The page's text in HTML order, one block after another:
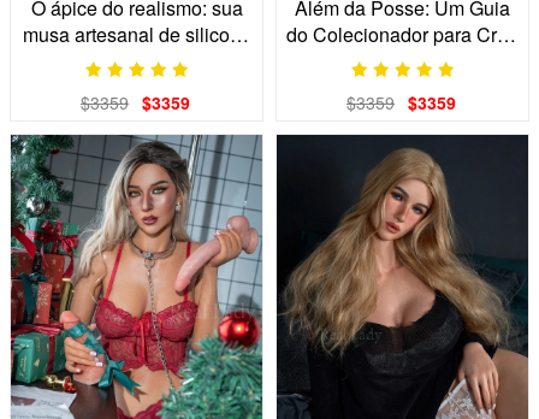
O ápice do realismo: sua
musa artesanal de silicone
de grau S.
$3359 $3359
Além da Posse: Um Guia
do Colecionador para Criar
Seu Salão Privado
$3359 $3359